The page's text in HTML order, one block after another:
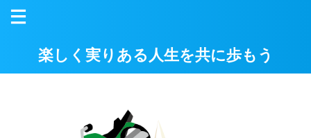
楽しく実りある人生を共に歩もう